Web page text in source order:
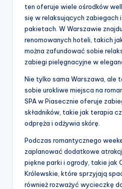
ten oferuje wiele ośrodków
się w relaksujących zabiegach
pakietach. W Warszawie
renomowanych hoteli, takich
można zafundować sobie
zabiegi pielęgnacyjne w
Nie tylko sama Warszawa, ale
sobie urokliwe miejsca na
SPA w Piasecznie oferuje
składników, takie jak terapia
odpręża i odżywia skórę.
Podczas romantycznego
zaplanować dodatkowe
piękne parki i ogrody, takie jak
Królewskie, które sprzyjają
również rozważyć wycieczkę